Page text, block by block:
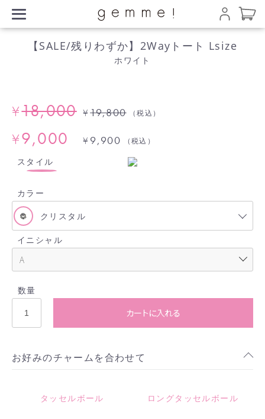
【SALE/残りわずか】2Wayトート Lsize
ホワイト
¥18,000
¥9,000
¥ 19,800 （税込）
¥ 9,900 （税込）
スタイル
カラー
クリスタル
イニシャル
数量
カートに入れる
お好みのチャームを合わせて
タッセルボール ロングタッセルボール